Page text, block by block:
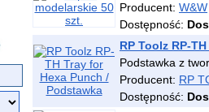
Producent: W&W
Dostępność:
RP Toolz RP-
Podstawka z
Producent: RP
Dostępność: